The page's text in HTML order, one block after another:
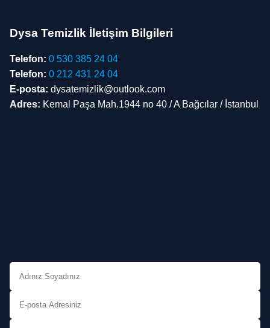
Dysa Temizlik İletişim Bilgileri
Telefon: 0 530 385 24 04
Telefon: 0 212 431 24 04
E-posta: dysatemizlik@outlook.com
Adres: Kemal Paşa Mah.1944 no 40 / A Bağcılar / İstanbul